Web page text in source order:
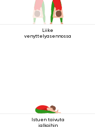
Liike
venyttelyasennossa
Istuen taivuta
jalkoihin